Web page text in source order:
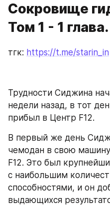
Сокровище
Том 1 - 1
тгк: https://t.me/starin_in
Трудности Сиджина
недели назад, в тот
прибыл в Центр F12.
В первый же день
чемодан в свою
F12. Это был
с наибольшим
способностями, и он
выдающихся